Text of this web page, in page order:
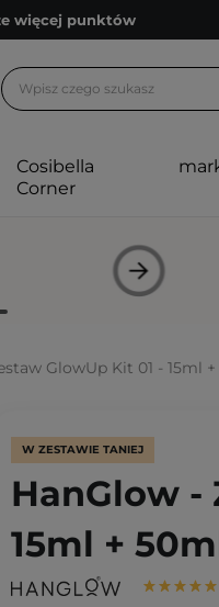
więcej punktów
więcej punktów
Cosibella
Corner
GlowUp Kit 01 - 15ml
W ZESTAWIE TANIEJ
HanGlow -
15ml +